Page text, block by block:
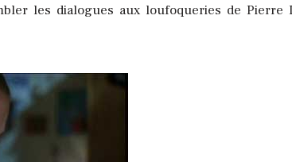
les dialogues aux loufoqueries de Pierre